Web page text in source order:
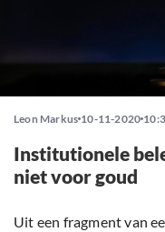
Leon Markus 10-11-2020
Institutionele
niet voor goud
Uit een fragment van